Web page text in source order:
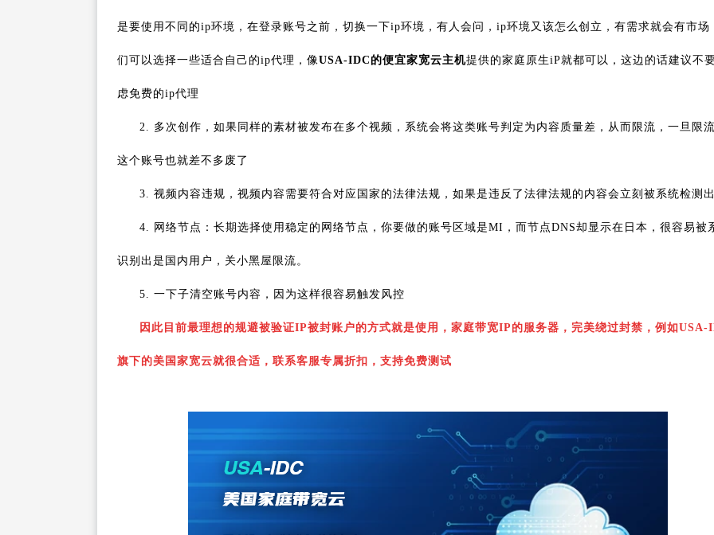
是要使用不同的ip环境，在登录账号之前，切换一下ip环境，有人会问，ip环境又该怎么创立，有需求就会有市场
们可以选择一些适合自己的ip代理，像USA-IDC的便宜家宽云主机提供的家庭原生iP就都可以，这边的话建议不
虑免费的ip代理
2. 多次创作，如果同样的素材被发布在多个视频，系统会将这类账号判定为内容质量差，从而限流，一旦限流
这个账号也就差不多废了
3. 视频内容违规，视频内容需要符合对应国家的法律法规，如果是违反了法律法规的内容会立刻被系统检测
4. 网络节点：长期选择使用稳定的网络节点，你要做的账号区域是MI，而节点DNS却显示在日本，很容易被
识别出是国内用户，关小黑屋限流。
5. 一下子清空账号内容，因为这样很容易触发风控
因此目前最理想的规避被验证IP被封账户的方式就是使用，家庭带宽IP的服务器，完美绕过封禁，例如USA-
旗下的美国家宽云就很合适，联系客服专属折扣，支持免费测试